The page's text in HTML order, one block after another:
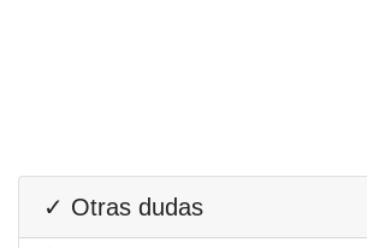
✓ Otras dudas